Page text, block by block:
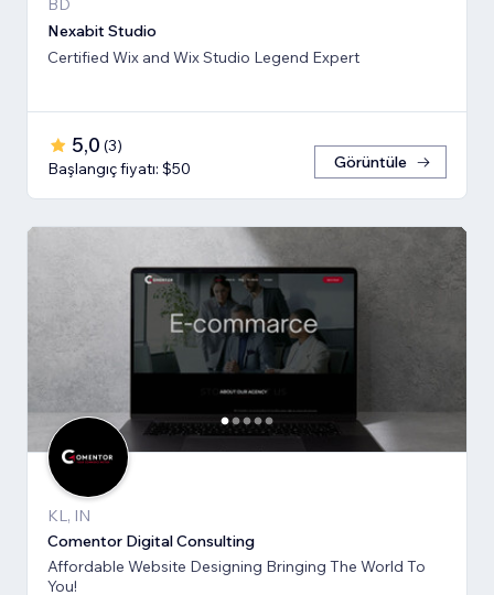
BD
Nexabit Studio
Certified Wix and Wix Studio Legend Expert
5,0 (3)
Başlangıç fiyatı: $50
Görüntüle
KL, IN
Comentor Digital Consulting
Affordable Website Designing Bringing The World To
You!